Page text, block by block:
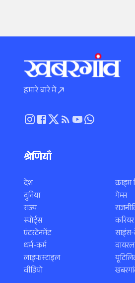
हमारे बारे में
श्रेणियाँ
देश
दुनिया
राज्य
स्पोर्ट्स
एंटरटेनमेंट
धर्म-कर्म
लाइफस्टाइल
वीडियो
क्राइम
गेम्स
करियर